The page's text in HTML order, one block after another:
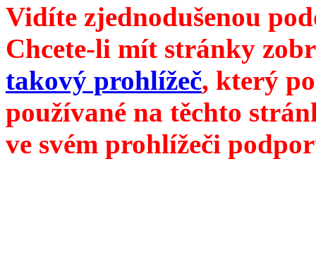
Vidíte zjednodušenou
Chcete-li mít stránky
takový prohlížeč, který
používané na těchto
ve svém prohlížeči